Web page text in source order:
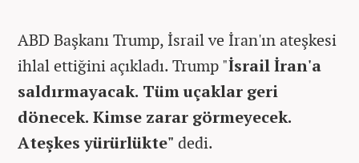
ABD Başkanı Trump, İsrail ve İran'ın ateşkesi
ihlal ettiğini açıkladı. Trump "İsrail İran'a
saldırmayacak. Tüm uçaklar geri
dönecek. Kimse zarar görmeyecek.
Ateşkes yürürlükte" dedi.